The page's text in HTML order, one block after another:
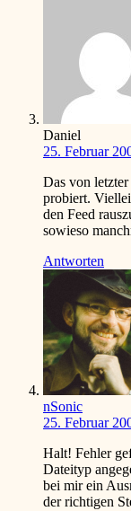
Daniel
25. Februar
Das von
probiert.
den Feed
sowieso
Antworten
nSonic
25. Februar
Halt! Fehler
Dateityp
bei mir ein
der richtigen